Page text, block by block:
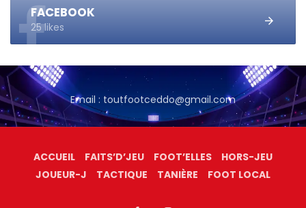
FACEBOOK
25 likes
Email : toutfootceddo@gmail.com
ACCUEIL FAITS’D’JEU FOOT’ELLES
HORS-JEU
JOUEUR-J
TACTIQUE TANIÈRE FOOT LOCAL